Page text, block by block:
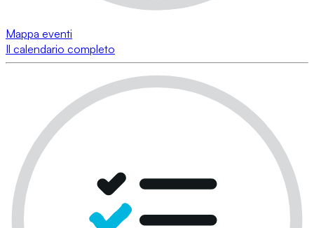
Mappa eventi
Il calendario completo